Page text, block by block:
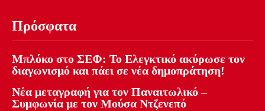
Πρόσφατα
Μπλόκο στο ΣΕΦ: Το Ελεγκτικό ακύρωσε τον
διαγωνισμό και πάει σε νέα δημοπράτηση!
Νέα μεταγραφή για τον Παναιτωλικό –
Συμφωνία με τον Μούσα Ντζενεπό